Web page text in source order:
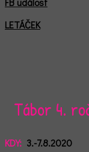
LETÁČEK
Tábor 4.
KDY: 3.-